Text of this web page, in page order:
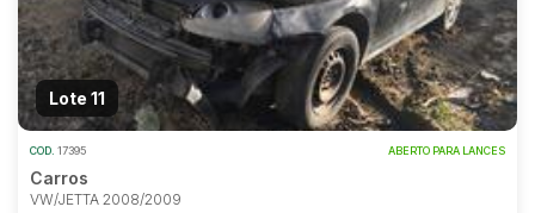
Lote 11
COD. 17395 ABERTO PARA LANCES
Carros
VW/JETTA 2008/2009